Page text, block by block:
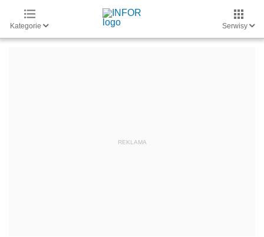
Kategorie Serwisy